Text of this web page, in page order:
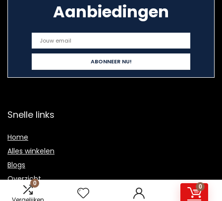
0
0
Aanbiedingen
Snelle links
Home
Alles winkelen
Blogs
Overzicht
Onze webshops